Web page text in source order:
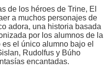
de los héroes de Trine, El
a muchos personajes de
adora, una historia basada
por los alumnos de la
el único alumno bajo el
Rudolfus y Búho
encantadas.